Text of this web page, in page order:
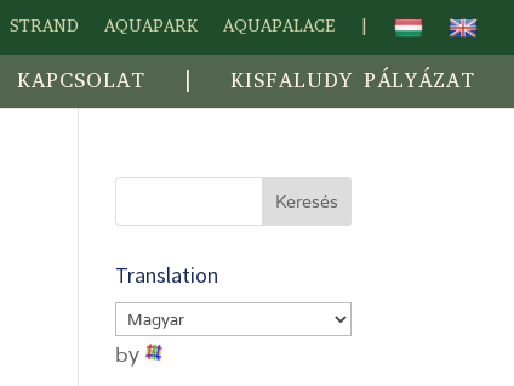
STRAND AQUAPARK AQUAPALACE |
KAPCSOLAT KISFALUDY PÁLYÁZAT
Keresés
Translation
by